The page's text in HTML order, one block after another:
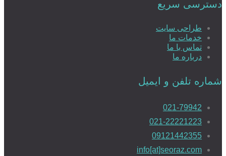
دسترسی سریع
طراحی سایت
خدمات ما
تماس با ما
درباره ما
شماره تلفن و ایمیل
021-79942
021-22221223
09121442355
info[at]seoraz.com